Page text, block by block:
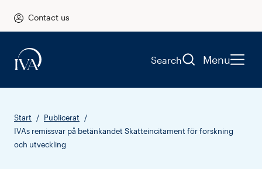
Contact us
Search Menu
Start
Publicerat
IVAs remissvar på betänkandet Skatteincitament för forskning
och utveckling